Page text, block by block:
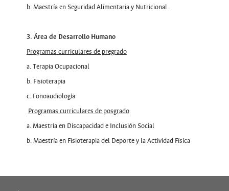
b. Maestría en Seguridad Alimentaria y Nutricional.
3. Área de Desarrollo Humano
Programas curriculares de pregrado
a. Terapia Ocupacional
b. Fisioterapia
c. Fonoaudiología
Programas curriculares de posgrado
a. Maestría en Discapacidad e Inclusión Social
b. Maestría en Fisioterapia del Deporte y la Actividad Física